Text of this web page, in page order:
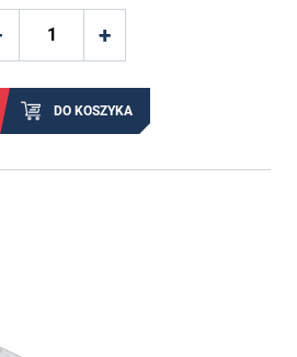
DO KOSZYKA